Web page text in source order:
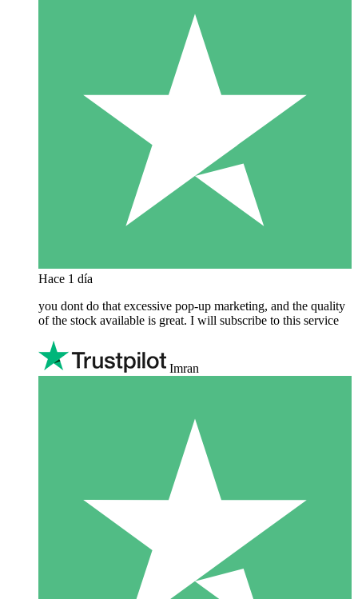
Hace 1 día
you dont do that excessive pop-up marketing, and the quality
of the stock available is great. I will subscribe to this service
Imran